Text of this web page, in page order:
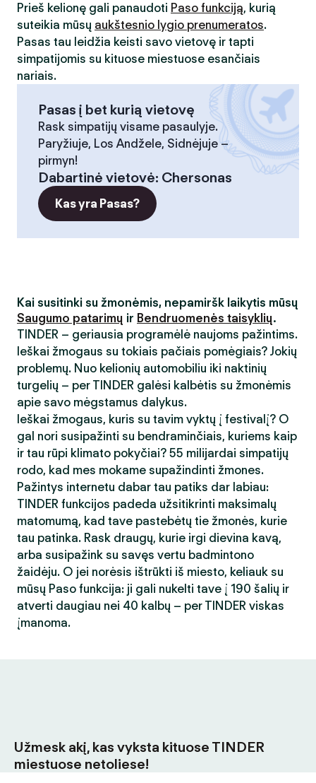
Prieš kelionę gali panaudoti Paso funkciją, kurią
suteikia mūsų aukštesnio lygio prenumeratos.
Pasas tau leidžia keisti savo vietovę ir tapti
simpatijomis su kituose miestuose esančiais
nariais.
Pasas į bet kurią vietovę
Rask simpatijų visame pasaulyje.
Paryžiuje, Los Andžele, Sidnėjuje –
pirmyn!
Dabartinė vietovė: Chersonas
Kas yra Pasas?
Kai susitinki su žmonėmis, nepamiršk laikytis mūsų
Saugumo patarimų ir Bendruomenės taisyklių.
TINDER – geriausia programėlė naujoms pažintims.
Ieškai žmogaus su tokiais pačiais pomėgiais? Jokių
problemų. Nuo kelionių automobiliu iki naktinių
turgelių – per TINDER galėsi kalbėtis su žmonėmis
apie savo mėgstamus dalykus.
Ieškai žmogaus, kuris su tavim vyktų į festivalį? O
gal nori susipažinti su bendraminčiais, kuriems kaip
ir tau rūpi klimato pokyčiai? 55 milijardai simpatijų
rodo, kad mes mokame supažindinti žmones.
Pažintys internetu dabar tau patiks dar labiau:
TINDER funkcijos padeda užsitikrinti maksimalų
matomumą, kad tave pastebėtų tie žmonės, kurie
tau patinka. Rask draugų, kurie irgi dievina kavą,
arba susipažink su savęs vertu badmintono
žaidėju. O jei norėsis ištrūkti iš miesto, keliauk su
mūsų Paso funkcija: ji gali nukelti tave į 190 šalių ir
atverti daugiau nei 40 kalbų – per TINDER viskas
įmanoma.
Užmesk akį, kas vyksta kituose TINDER
miestuose netoliese!